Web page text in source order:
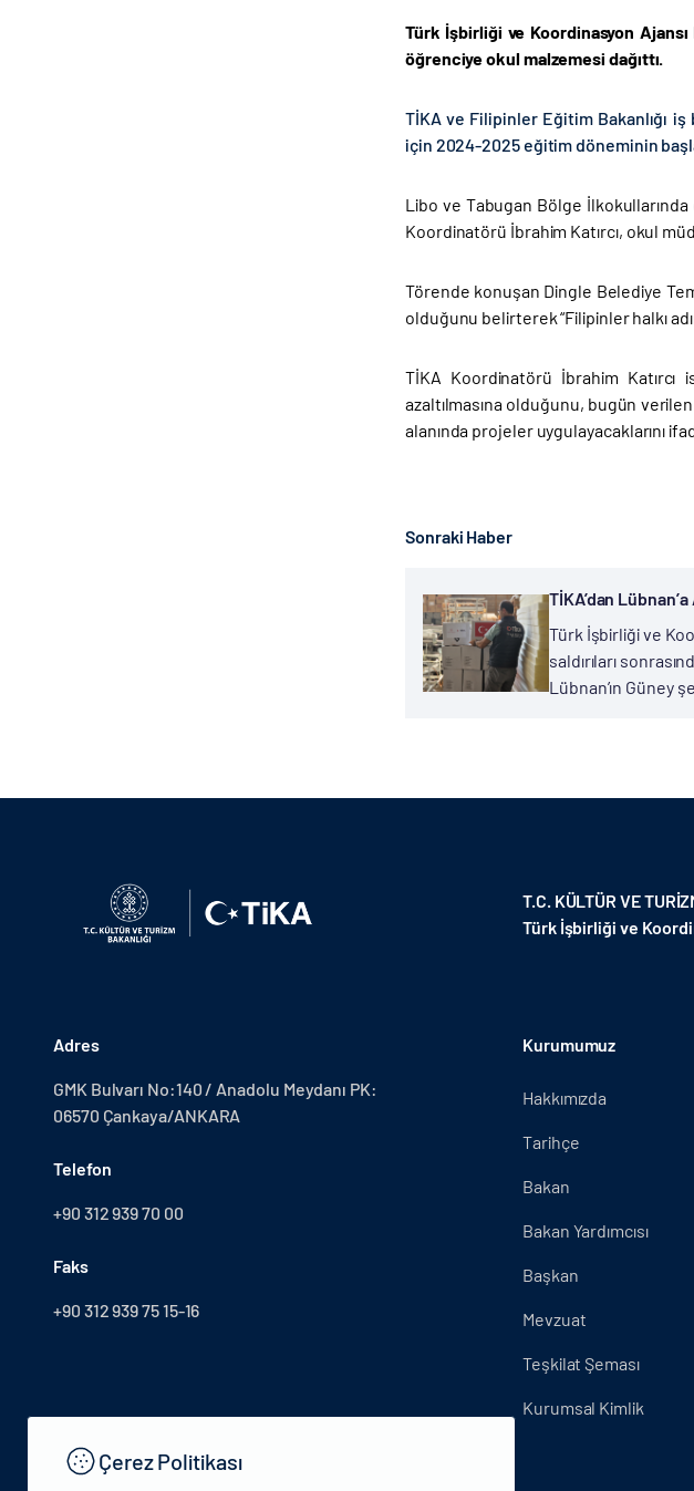
Türk İşbirliği ve Koordinasyon
öğrenciye okul malzemesi dağıttı.
TİKA ve Filipinler Eğitim Bakanlığı
için 2024-2025 eğitim döneminin
Libo ve Tabugan Bölge
Koordinatörü İbrahim Katırcı, okul
Törende konuşan Dingle Belediye
olduğunu belirterek “Filipinler halkı
TİKA Koordinatörü İbrahim Katırcı
azaltılmasına olduğunu, bugün
alanında projeler uygulayacaklarını
Sonraki Haber
TİKA’dan
Türk İşbirliği ve
saldırıları
Lübnan’ın Güney
T.C. KÜLTÜR VE
Türk İşbirliği ve
Adres
GMK Bulvarı No:140 / Anadolu Meydanı PK:
06570 Çankaya/ANKARA
Telefon
+90 312 939 70 00
Faks
+90 312 939 75 15-16
Kurumumuz
Hakkımızda
Tarihçe
Bakan
Bakan Yardımcısı
Başkan
Mevzuat
Teşkilat Şeması
Kurumsal Kimlik
Çerez Politikası